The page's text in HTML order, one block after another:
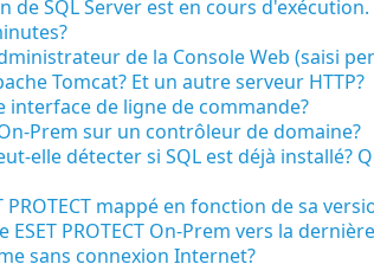
SQL Server est en cours
de la Console Web (saisi
Tomcat? Et un autre serveur HTTP?
interface de ligne de commande?
Prem sur un contrôleur de domaine?
elle détecter si SQL est déjà installé?
mappé en fonction de sa
PROTECT On-Prem vers la
sans connexion Internet?